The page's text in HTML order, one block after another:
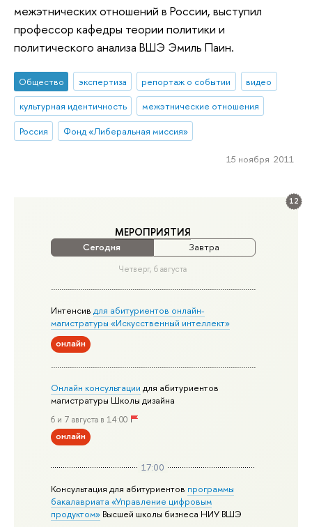
12
МЕРОПРИЯТИЯ
Сегодня Завтра
Четверг, 6 августа
Интенсивдля абитуриентов онлайн-
магистратуры «Искусственный интеллект»
онлайн
Онлайн консультации для абитуриентов
магистратуры Школы дизайна
6 и 7 августа в 14:00
онлайн
17:00
Консультация для абитуриентов программы
бакалавриата «Управление цифровым
продуктом» Высшей школы бизнеса НИУ ВШЭ
межэтнических отношений в России, выступил
профессор кафедры теории политики и
политического анализа ВШЭ Эмиль Паин.
Общество экспертиза репортаж о событии
видео
культурная идентичность
межэтнические отношения
Россия
Фонд «Либеральная миссия»
15 ноября 2011